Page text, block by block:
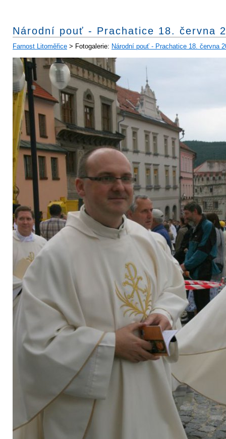
Národní pouť - Prachatice 18. června
Farnost Litoměřice > Fotogalerie: Národní pouť - Prachatice 18. června